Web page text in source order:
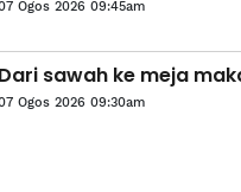
Ogos 2026 09:45am
Dari sawah ke meja
Ogos 2026 09:30am